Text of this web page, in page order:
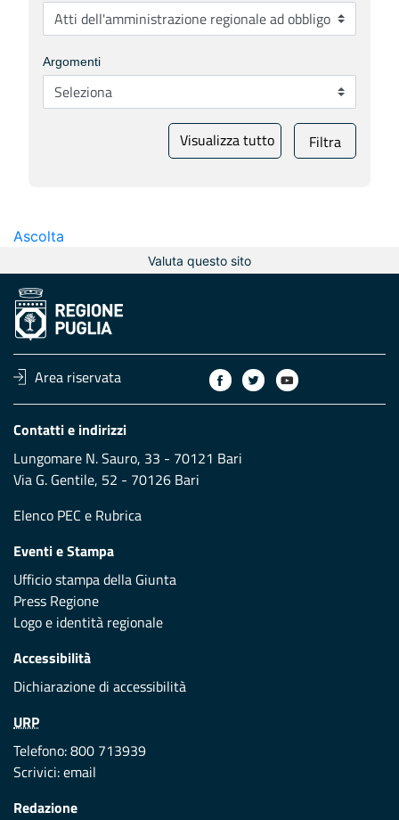
Argomenti
Visualizza tutto Filtra
Ascolta
Valuta questo sito
Area riservata
Contatti e indirizzi
Lungomare N. Sauro, 33 - 70121 Bari
Via G. Gentile, 52 - 70126 Bari
Elenco PEC e Rubrica
Eventi e Stampa
Ufficio stampa della Giunta
Press Regione
Logo e identità regionale
Accessibilità
Dichiarazione di accessibilità
URP
Telefono: 800 713939
Scrivici:email
Redazione